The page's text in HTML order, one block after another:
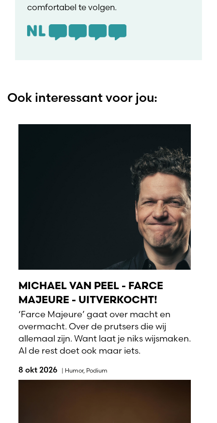
comfortabel te volgen.
Ook interessant voor jou:
MICHAEL VAN PEEL - FARCE
MAJEURE - UITVERKOCHT!
‘Farce Majeure’ gaat over macht en
overmacht. Over de prutsers die wij
allemaal zijn. Want laat je niks wijsmaken.
Al de rest doet ook maar iets.
8 okt 2026 | Humor, Podium